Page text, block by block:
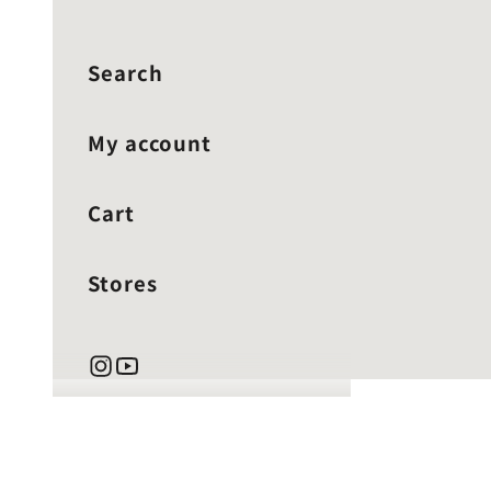
Search
My account
Cart
Stores